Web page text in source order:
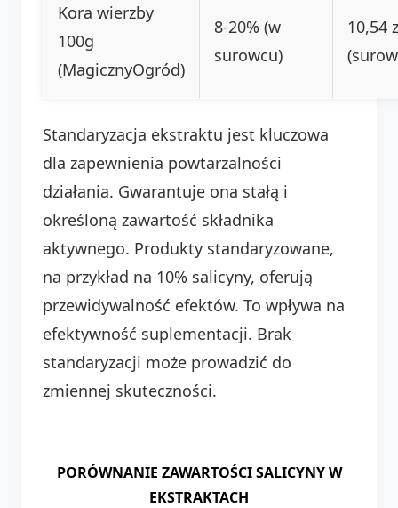
Kora wierzby
100g
(MagicznyOgród)
8-20% (w
surowcu)
10,54
Standaryzacja ekstraktu jest kluczowa
dla zapewnienia powtarzalności
działania. Gwarantuje ona stałą i
określoną zawartość składnika
aktywnego. Produkty standaryzowane,
na przykład na 10% salicyny, oferują
przewidywalność efektów. To wpływa na
efektywność suplementacji. Brak
standaryzacji może prowadzić do
zmiennej skuteczności.
PORÓWNANIE ZAWARTOŚCI SALICYNY W
EKSTRAKTACH